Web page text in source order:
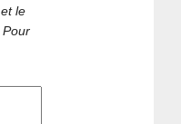
et le
. Pour